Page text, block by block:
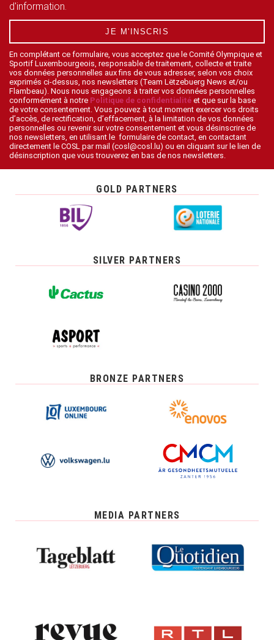
d'information.
JE M'INSCRIS
En complétant ce formulaire, vous acceptez que le Comité Olympique et
Sportif Luxembourgeois, responsable de traitement, collecte et traite
vos données personnelles aux fins de vous adresser, selon vos choix
exprimés ci-dessus, nos newsletters (Team Lëtzebuerg News et/ou
Flambeau). Nous nous engageons à traiter vos données personnelles
conformément à notre Politique de confidentialité et que sur la base
de votre consentement. Vous pouvez à tout moment exercer vos droits
d’accès, de rectification, d’effacement, à la limitation de vos données
personnelles ou revenir sur votre consentement et vous désinscrire de
nos newsletters, en utilisant le formulaire de contact, en contactant
directement le COSL par mail (cosl@cosl.lu) ou en cliquant sur le lien de
désinscription que vous trouverez en bas de nos newsletters.
GOLD PARTNERS
SILVER PARTNERS
BRONZE PARTNERS
MEDIA PARTNERS